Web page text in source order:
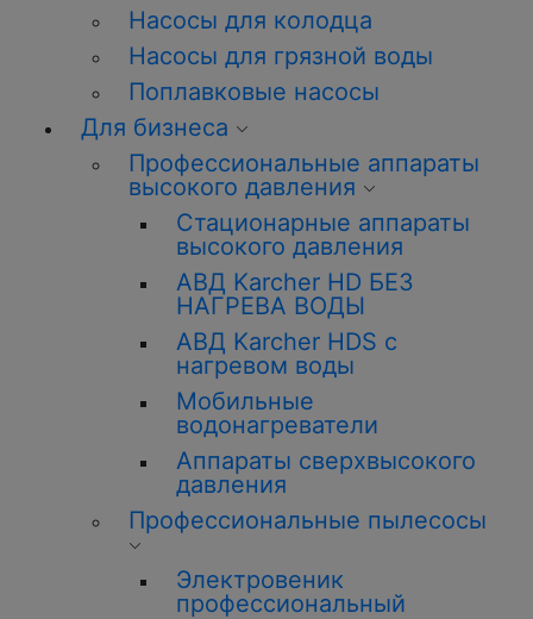
Насосы для колодца
Насосы для грязной воды
Поплавковые насосы
Для бизнеса
Профессиональные аппараты
высокого давления
Стационарные аппараты
высокого давления
АВД Karcher HD БЕЗ
НАГРЕВА ВОДЫ
АВД Karcher HDS с
нагревом воды
Мобильные
водонагреватели
Аппараты сверхвысокого
давления
Профессиональные пылесосы
Электровеник
профессиональный